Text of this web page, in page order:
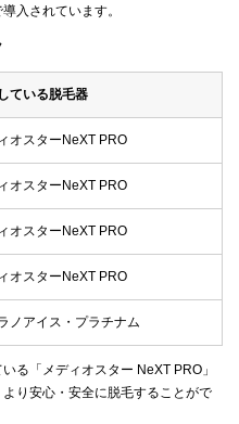
入されています。
ている脱毛器
オスターNeXT PRO
オスターNeXT PRO
オスターNeXT PRO
オスターNeXT PRO
ノアイス・プラチナム
る「メディオスター NeXT PRO」
り安心・安全に脱毛することがで